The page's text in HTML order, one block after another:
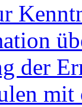
der